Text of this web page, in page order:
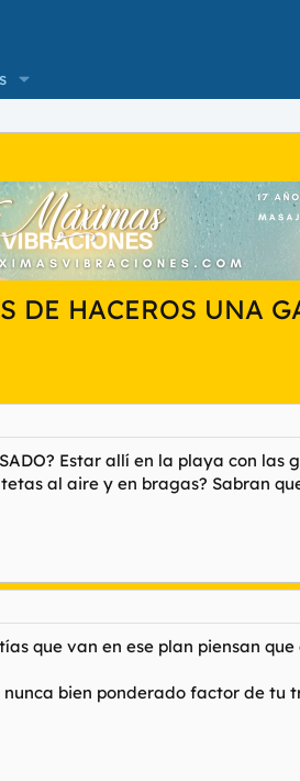
DE HACEROS UNA
Estar allí en la playa con
al aire y en bragas? Sabran
que van en ese plan piensan
nunca bien ponderado factor de tu